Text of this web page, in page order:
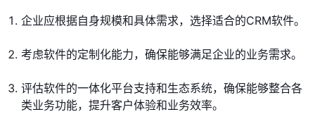
企业应根据自身规模和具体需求，选择适合的CRM软件。
考虑软件的定制化能力，确保能够满足企业的业务需求。
评估软件的一体化平台支持和生态系统，确保能够整合各
类业务功能，提升客户体验和业务效率。